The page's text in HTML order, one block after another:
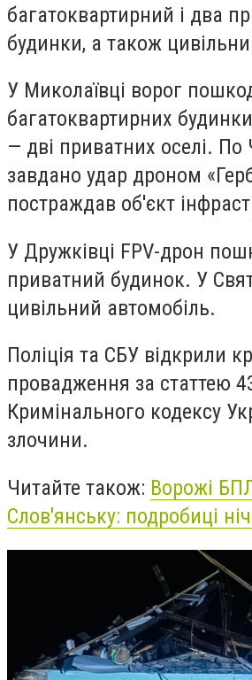
багатоквартирний і два
будинки, а також
У Миколаївці ворог
багатоквартирних
— дві приватних оселі.
завдано удар дроном
постраждав об'єкт
У Дружківці FPV-дрон
приватний будинок. У
цивільний автомобіль.
Поліція та СБУ відкрили
провадження за статтею
Кримінального кодексу
злочини.
Читайте також: Ворожі
Слов'янську: подробиці